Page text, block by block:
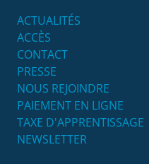
ACTUALITÉS
ACCÈS
CONTACT
PRESSE
NOUS REJOINDRE
PAIEMENT EN LIGNE
TAXE D'APPRENTISSAGE
NEWSLETTER